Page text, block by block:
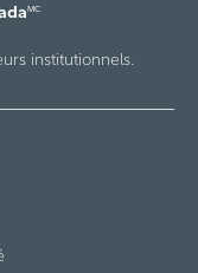
MC
institutionnels.